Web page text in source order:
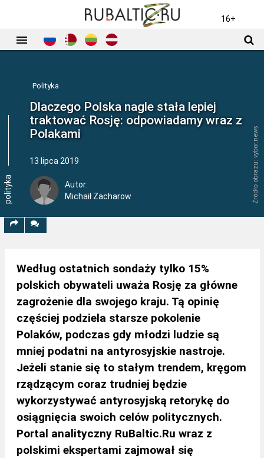
16+
GŁÓWNA
polityka
Polityka
Dlaczego Polska nagle stała lepiej
traktować Rosję: odpowiadamy wraz z
Polakami
13 lipca 2019
Autor:
Michaił Zacharow
Źródło obrazu: vybor.news
Według ostatnich sondaży tylko 15%
polskich obywateli uważa Rosję za główne
zagrożenie dla swojego kraju. Tą opinię
częściej podziela starsze pokolenie
Polaków, podczas gdy młodzi ludzie są
mniej podatni na antyrosyjskie nastroje.
Jeżeli stanie się to stałym trendem, kręgom
rządzącym coraz trudniej będzie
wykorzystywać antyrosyjską retorykę do
osiągnięcia swoich celów politycznych.
Portal analityczny RuBaltic.Ru wraz z
polskimi ekspertami zajmował się